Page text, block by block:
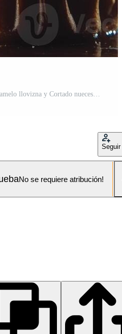
chocolate magdalenas con caramelo llovizna y Cortado nueces, Rico y indulgente postre, dulce tratar Foto Pro
Seguir
No se requiere atribución!